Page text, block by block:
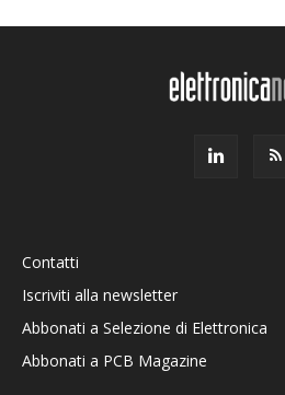
Contatti
Iscriviti alla newsletter
Abbonati a Selezione di Elettronica
Abbonati a PCB Magazine